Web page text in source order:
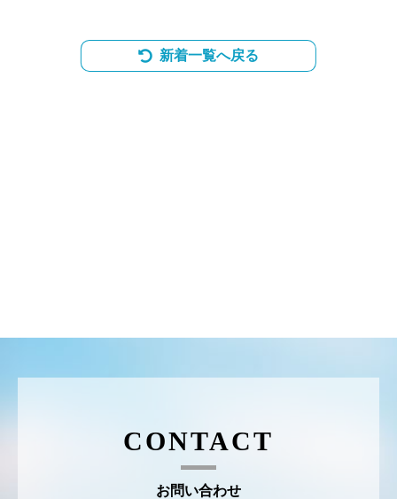
新着一覧へ戻る
CONTACT
お問い合わせ